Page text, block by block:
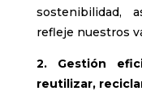
sostenibilidad,
refleje nuestros
2. Gestión
reutilizar,